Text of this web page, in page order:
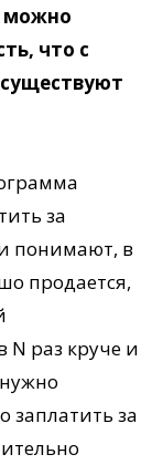
можно
что с
за
понимают, в
продается,
N раз круче и
заплатить за